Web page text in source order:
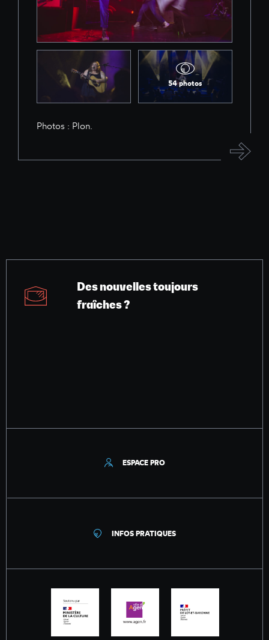
54 photos
Photos : Plon.
Des nouvelles toujours
fraîches ?
ESPACE PRO
INFOS PRATIQUES